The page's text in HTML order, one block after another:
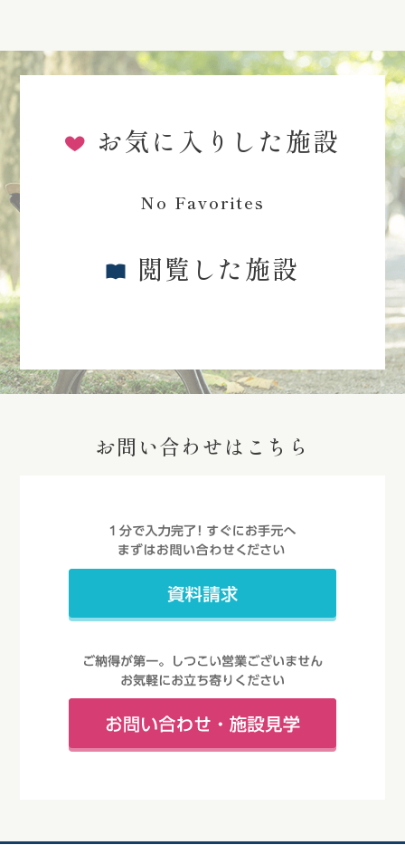
お気に入りした施設
No Favorites
閲覧した施設
お問い合わせはこちら